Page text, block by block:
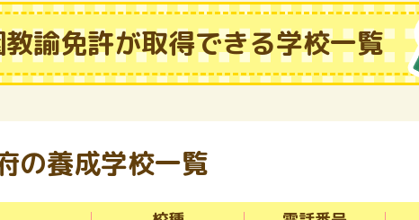
諭免許が取得できる学校一覧
の養成学校一覧